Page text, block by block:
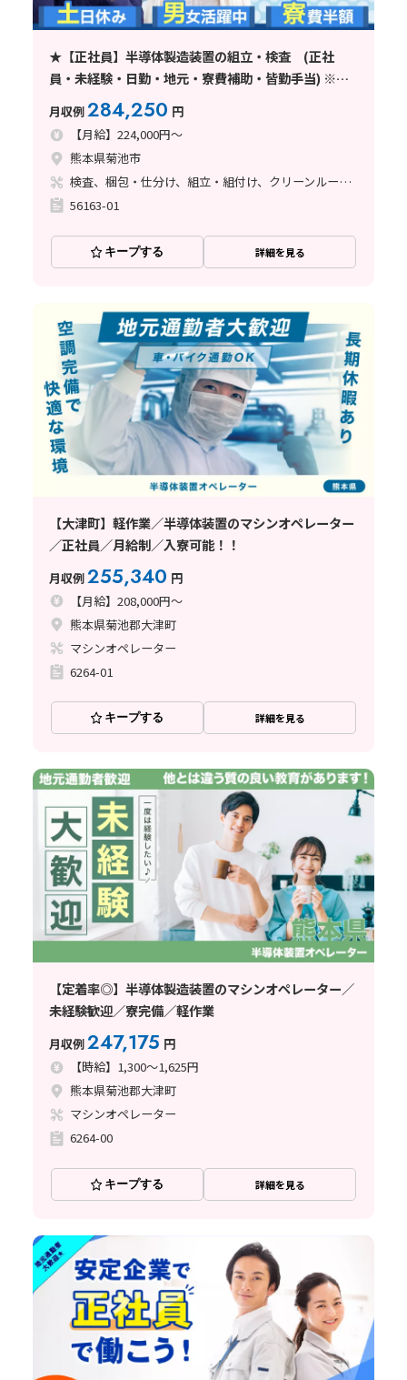
★【正社員】半導体製造装置の組立・検査 (正社
員・未経験・日勤・地元・寮費補助・皆勤手当) ※ワ
ールドインテック直接雇用
月収例284,250 円
【月給】224,000円～
熊本県菊池市
検査、梱包・仕分け、組立・組付け、クリーンルーム、清掃・洗浄、立ち作業
56163-01
キープする 詳細を見る
【大津町】軽作業／半導体装置のマシンオペレーター
／正社員／月給制／入寮可能！！
月収例255,340 円
【月給】208,000円～
熊本県菊池郡大津町
マシンオペレーター
6264-01
キープする 詳細を見る
【定着率◎】半導体製造装置のマシンオペレーター／
未経験歓迎／寮完備／軽作業
月収例247,175 円
【時給】1,300～1,625円
熊本県菊池郡大津町
マシンオペレーター
6264-00
キープする 詳細を見る